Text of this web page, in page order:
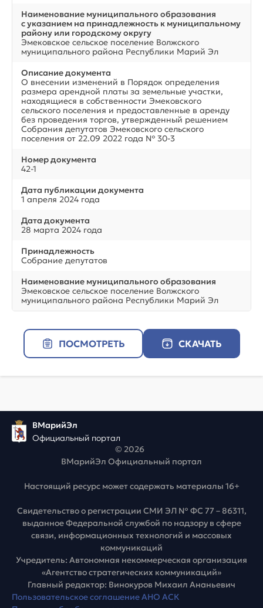
Наименование муниципального образования
с указанием на принадлежность к муниципальному
району или городскому округу
Эмековское сельское поселение Волжского
муниципального района Республики Марий Эл
Описание документа
О внесении изменений в Порядок определения
размера арендной платы за земельные участки,
находящиеся в собственности Эмековского
сельского поселения и предоставленные в аренду
без проведения торгов, утвержденный решением
Собрания депутатов Эмековского сельского
поселения от 22.09 2022 года № 30-3
Номер документа
42-1
Дата публикации документа
1 апреля 2024 года
Дата документа
28 марта 2024 года
Принадлежность
Собрание депутатов
Наименование муниципального образования
Эмековское сельское поселение Волжского
муниципального района Республики Марий Эл
ПОСМОТРЕТЬ СКАЧАТЬ
ВМарийЭл
Официальный портал
© 2026
ВМарийЭл Официальный портал
Настоящий ресурс может содержать материалы 16+
Свидетельство о регистрации СМИ ЭЛ № ФС 77 – 86311,
выданное Федеральной службой по надзору в сфере
связи, информационных технологий и массовых
коммуникаций
Учредитель: Автономная некоммерческая организация
«Агентство стратегических коммуникаций»
Главный редактор: Винокуров Михаил Ананьевич
Пользовательское соглашение АНО АСК